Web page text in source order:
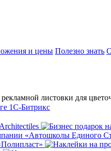
и цены Полезно знать
листовки для